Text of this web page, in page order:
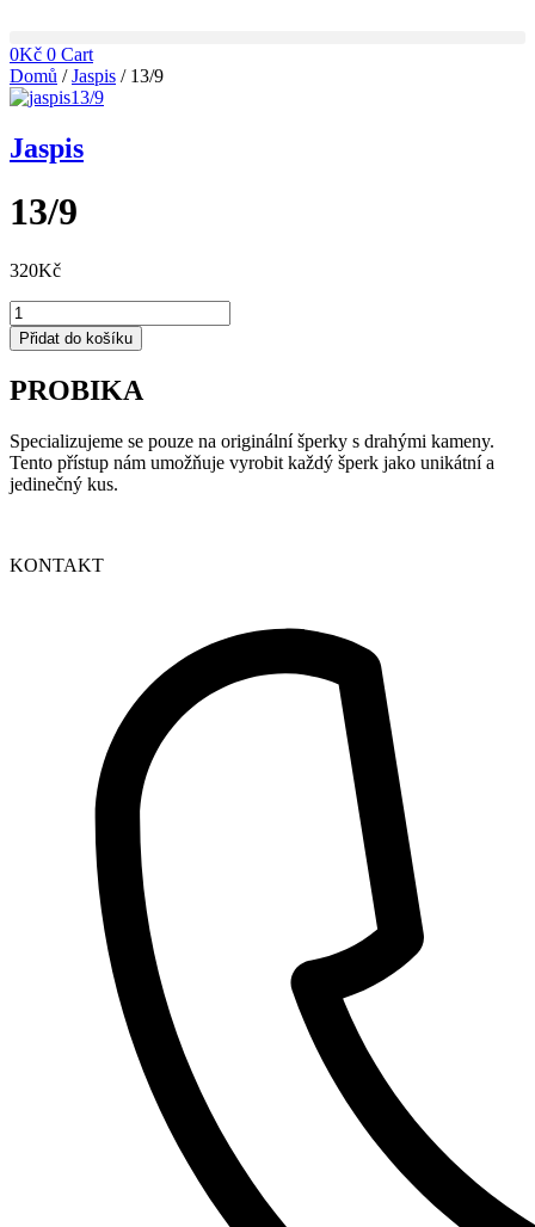
obsahu
0Kč 0 Cart
Domů /Jaspis / 13/9
Jaspis
13/9
320Kč
13/9
množství
Přidat do košíku
PROBIKA
Specializujeme se pouze na originální šperky s drahými kameny.
Tento přístup nám umožňuje vyrobit každý šperk jako unikátní a
jedinečný kus.
KONTAKT